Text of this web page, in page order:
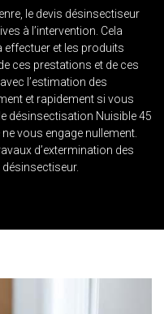
le devis désinsectiseur
à l’intervention. Cela
et les produits
ces prestations et de ces
l’estimation des
et rapidement si vous
désinsectisation Nuisible 45
vous engage nullement.
d’extermination des